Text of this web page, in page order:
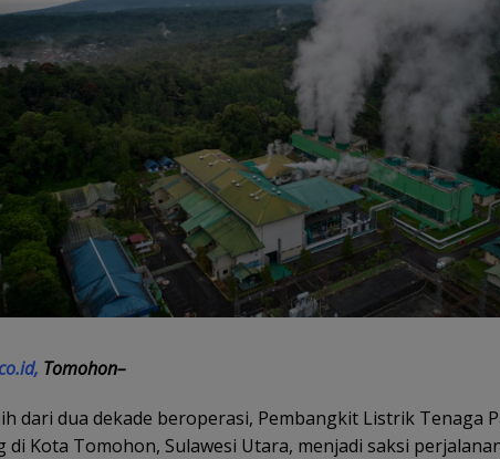
Tomohon–
dari dua dekade beroperasi, Pembangkit Listrik Tenaga
di Kota Tomohon, Sulawesi Utara, menjadi saksi